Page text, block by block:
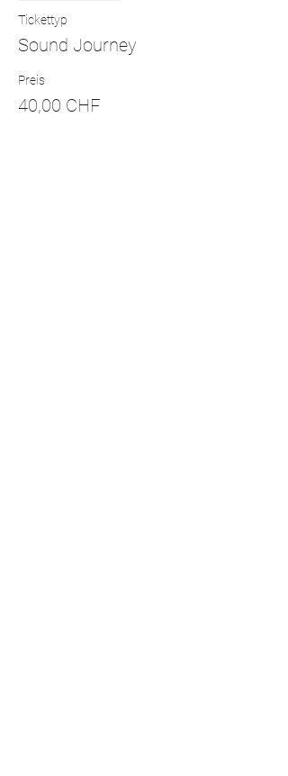
Tickettyp
Sound Journey
Preis
40,00 CHF